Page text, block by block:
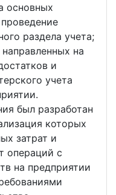
основных
раздела учета;
на
и
учета
был разработан
которых
затрат и
операций с
на предприятии